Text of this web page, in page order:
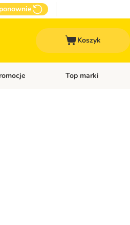
Koszyk
menu kategorii: Karmy VET
Otwórz menu
Top marki